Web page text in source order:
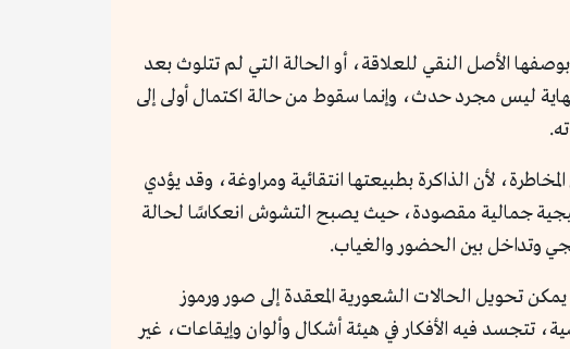
الأصل النقي للعلاقة، أو الحالة التي لم تتلوث بعد
ليس مجرد حدث، وإنما سقوط من حالة اكتمال أولى إلى
لأن الذاكرة بطبيعتها انتقائية ومراوغة، وقد يؤدي
جمالية مقصودة، حيث يصبح التشوش انعكاسًا لحالة
وتداخل بين الحضور والغياب.
تحويل الحالات الشعورية المعقدة إلى صور ورموز
تتجسد فيه الأفكار في هيئة أشكال وألوان وإيقاعات، غير